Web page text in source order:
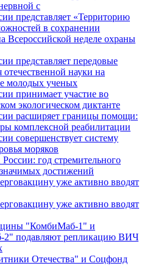
с
представляет «Территорию
в сохранении
Всероссийской неделе охраны
представляет передовые
отечественной науки на
молодых ученых
принимает участие во
экологическом диктанте
расширяет границы помощи:
комплексной реабилитации
совершенствует систему
моряков
год стремительного
достижений
уже активно вводят
уже активно вводят
"КомбиМаб-1" и
подавляют репликацию ВИЧ
Отечества" и Соцфонд